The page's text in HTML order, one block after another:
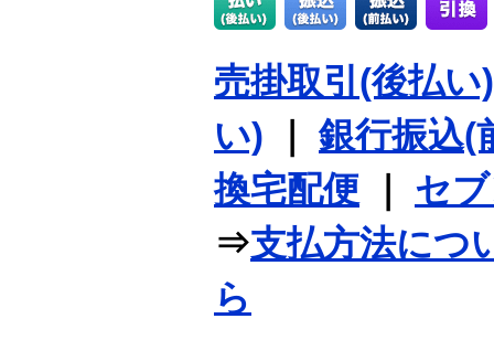
売掛取引(後払い)
い) ｜銀行振込(
換宅配便
セ
⇒支払方法につ
ら